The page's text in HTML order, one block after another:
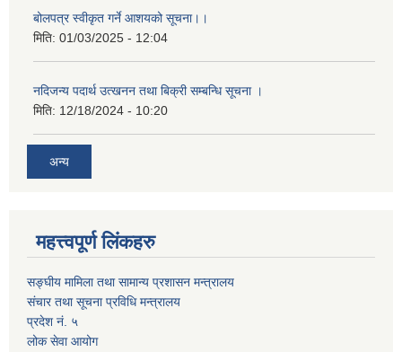
बोलपत्र स्वीकृत गर्ने आशयको सूचना।।
मिति: 01/03/2025 - 12:04
नदिजन्य पदार्थ उत्खनन तथा बिक्री सम्बन्धि सूचना ।
मिति: 12/18/2024 - 10:20
अन्य
महत्त्वपूर्ण लिंकहरु
सङ्घीय मामिला तथा सामान्य प्रशासन मन्त्रालय
संचार तथा सूचना प्रविधि मन्त्रालय
प्रदेश नं. ५
लोक सेवा आयोग